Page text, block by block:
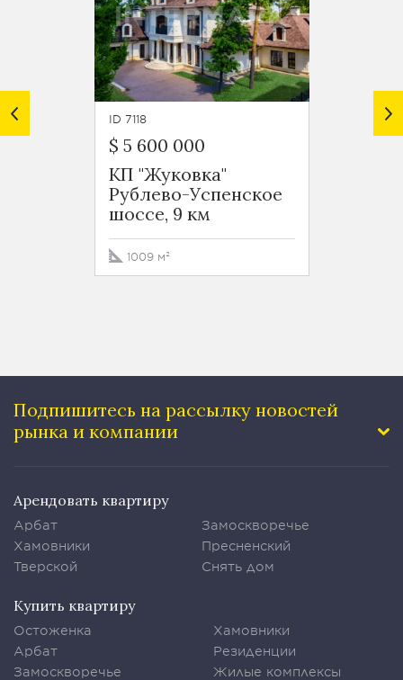
ID 7118
$ 5 600 000
КП "Жуковка"
Рублево-Успенское
шоссе, 9 км
1009 м²
ID 7408
Подпишитесь на рассылку новостей
рынка и компании
Арендовать квартиру
Арбат
Хамовники
Тверской
Замоскворечье
Пресненский
Снять дом
Купить квартиру
Остоженка
Арбат
Замоскворечье
Хамовники
Резиденции
Жилые комплексы